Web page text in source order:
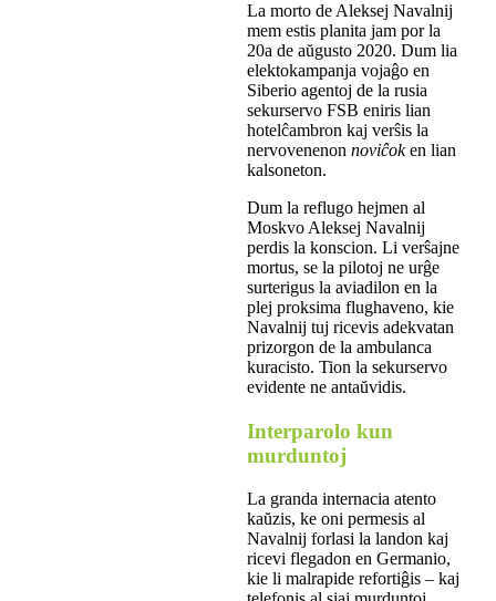
La morto de Aleksej Navalnij
mem estis planita jam por la
20a de aŭgusto 2020. Dum lia
elektokampanja vojaĝo en
Siberio agentoj de la rusia
sekurservo FSB eniris lian
hotelĉambron kaj verŝis la
nervovenenon noviĉoken lian
kalsoneton.
Dum la reflugo hejmen al
Moskvo Aleksej Navalnij
perdis la konscion. Li verŝajne
mortus, se la pilotoj ne urĝe
surterigus la aviadilon en la
plej proksima flughaveno, kie
Navalnij tuj ricevis adekvatan
prizorgon de la ambulanca
kuracisto. Tion la sekurservo
evidente ne antaŭvidis.
Interparolo kun
murduntoj
La granda internacia atento
kaŭzis, ke oni permesis al
Navalnij forlasi la landon kaj
ricevi flegadon en Germanio,
kie li malrapide refortiĝis – kaj